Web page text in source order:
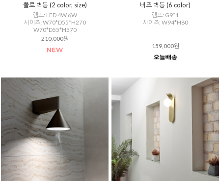
폴로 벽등 (2 color, size)
램프: LED 4W,6W
사이즈: W70*D55*H270
W70*D55*H570
210,000원
버즈 벽등 (6 color)
램프: G9*1
사이즈: W94*H80
159,000원